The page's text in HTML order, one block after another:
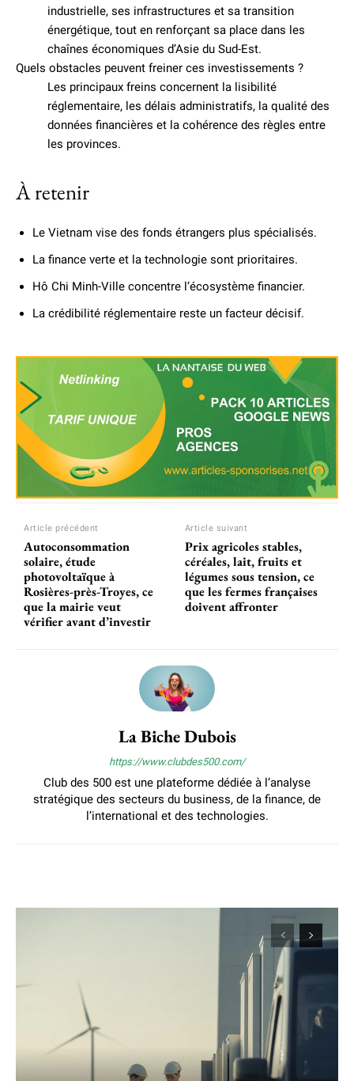
industrielle, ses infrastructures et sa transition
énergétique, tout en renforçant sa place dans les
chaînes économiques d’Asie du Sud-Est.
Quels obstacles peuvent freiner ces investissements ?
Les principaux freins concernent la lisibilité
réglementaire, les délais administratifs, la qualité des
données financières et la cohérence des règles entre
les provinces.
À retenir
Le Vietnam vise des fonds étrangers plus spécialisés.
La finance verte et la technologie sont prioritaires.
Hô Chi Minh-Ville concentre l’écosystème financier.
La crédibilité réglementaire reste un facteur décisif.
Article précédent
Autoconsommation
solaire, étude
photovoltaïque à
Rosières-près-Troyes, ce
que la mairie veut
vérifier avant d’investir
Article suivant
Prix agricoles stables,
céréales, lait, fruits et
légumes sous tension, ce
que les fermes françaises
doivent affronter
La Biche Dubois
https://www.clubdes500.com/
Club des 500 est une plateforme dédiée à l’analyse
stratégique des secteurs du business, de la finance, de
l’international et des technologies.